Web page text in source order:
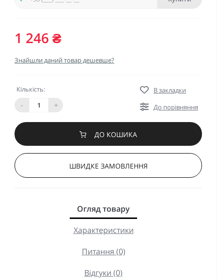
1 246 ₴
Знайшли даний товар дешевше?
Кількість:
-
+
В закладки
До порівняння
ДО КОШИКА
ШВИДКЕ ЗАМОВЛЕННЯ
Огляд товару
Характеристики
Питання (0)
Відгуки (0)